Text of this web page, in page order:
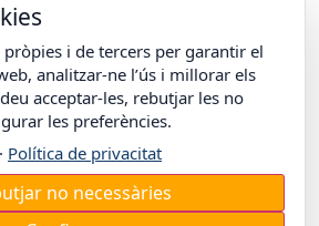
i de tercers per garantir el
analitzar-ne l’ús i millorar els
acceptar-les, rebutjar les no
les preferències.
· Política de privacitat
no necessàries